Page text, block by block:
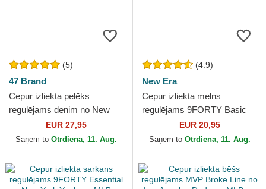
(5)
47 Brand
Cepur izliekta pelēks
regulējams denim no New
York Yankees MLB no 47
Brand
EUR 27,95
Saņem to Otrdiena, 11. Aug.
(4.9)
New Era
Cepur izliekta melns
regulējams 9FORTY Basic
Flag no New Era
EUR 20,95
Saņem to Otrdiena, 11. Aug.